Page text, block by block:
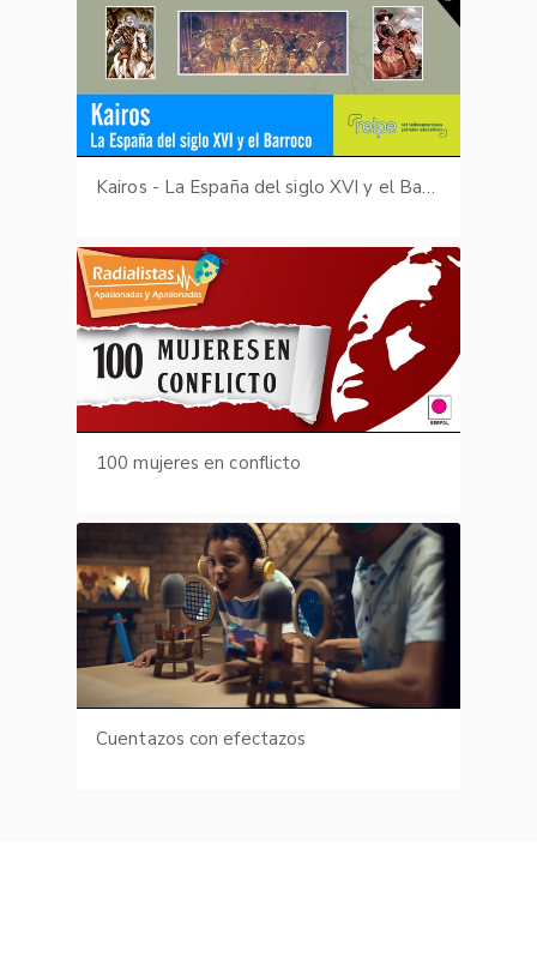
Kairos - La España del siglo XVI y el Barroco
100 mujeres en conflicto
Cuentazos con efectazos